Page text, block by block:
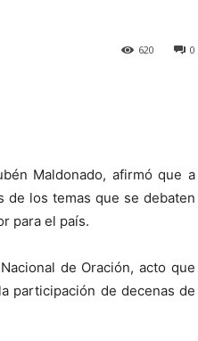
0
620
Maldonado, afirmó que a
de los temas que se debaten
para el país.
de Oración, acto que
participación de decenas de